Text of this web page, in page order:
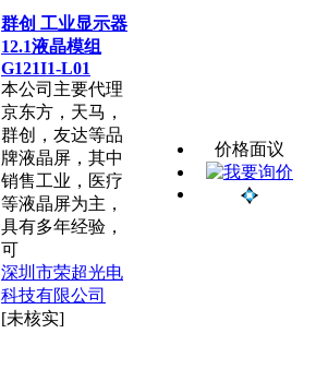
群创 工业显示器
12.1液晶模组
G121I1-L01
本公司主要代理
京东方，天马，
群创，友达等品
牌液晶屏，其中
销售工业，医疗
等液晶屏为主，
具有多年经验，
可
深圳市荣超光电
科技有限公司
[未核实]
价格面议